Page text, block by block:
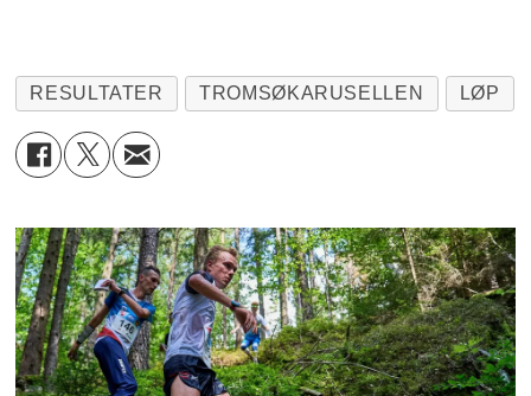
RESULTATER TROMSØKARUSELLEN LØP